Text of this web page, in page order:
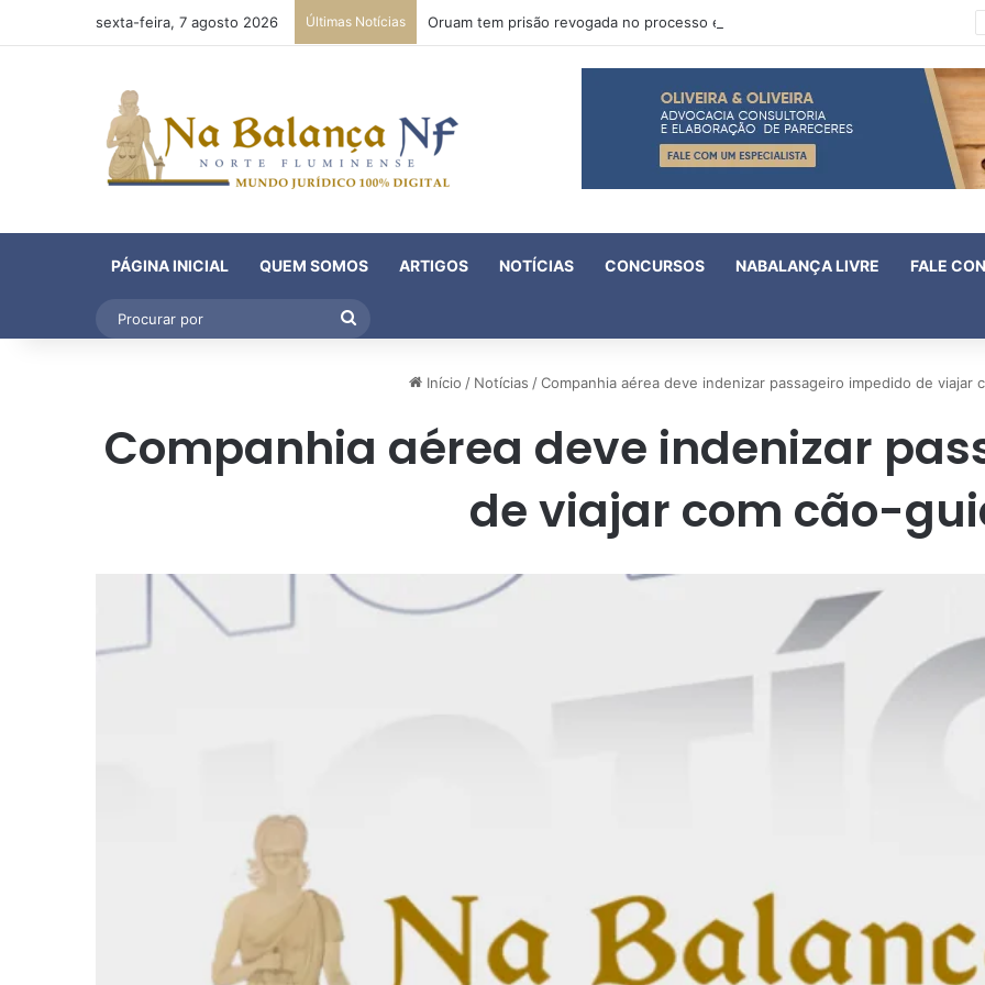
sexta-feira, 7 agosto 2026 Últimas Notícias
PÁGINA INICIAL QUEM SOMOS ARTIGOS NOTÍCIAS CONCURSOS NABALANÇA LIVRE FALE
Início / Notícias / Companhia aérea deve indenizar passageiro impedido de viajar
Companhia aérea deve indenizar
de viajar com cão-